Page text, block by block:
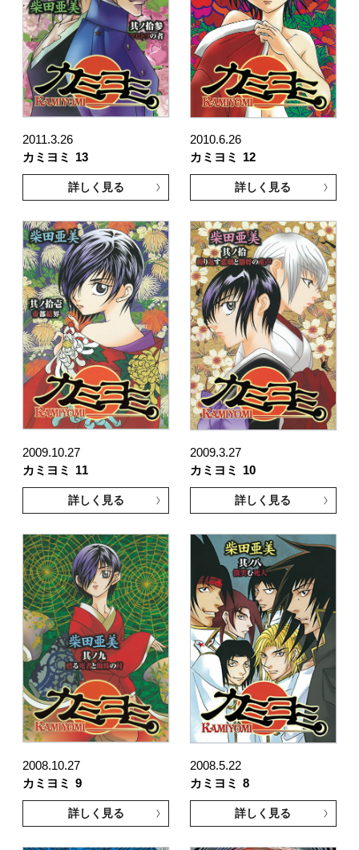
2011.3.26
カミヨミ
13
詳しく見る
2010.6.26
カミヨミ
12
詳しく見る
2009.10.27
カミヨミ
11
詳しく見る
2009.3.27
カミヨミ
10
詳しく見る
2008.10.27
カミヨミ
9
詳しく見る
2008.5.22
カミヨミ
8
詳しく見る